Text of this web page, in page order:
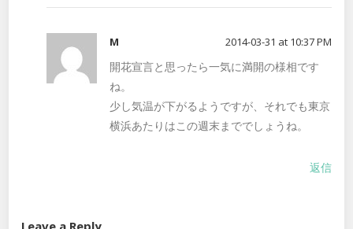
M 2014-03-31 at 10:37 PM
開花宣言と思ったら一気に満開の様相です
ね。
少し気温が下がるようですが、それでも東京
横浜あたりはこの週末まででしょうね。
返信
Leave a Reply